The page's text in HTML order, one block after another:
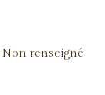
Non renseigné